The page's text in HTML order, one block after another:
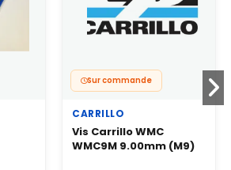
Sur commande
CARRILLO
Vis Carrillo WMC
WMC9M 9.00mm (M9)